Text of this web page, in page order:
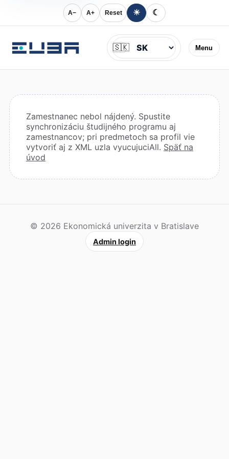
A− A+ Reset ☀ ☾
Menu
Jazyk
🇸🇰
Zamestnanec nebol nájdený. Spustite
synchronizáciu študijného programu aj
zamestnancov; pri predmetoch sa profil vie
vytvoriť aj z XML uzla vyucujuciAll. Späť na
úvod
© 2026 Ekonomická univerzita v Bratislave
Admin login